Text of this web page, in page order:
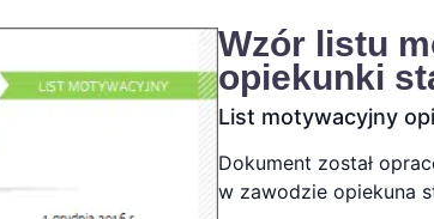
Wzór listu
opiekunki
List motywacyjny
Dokument został
w zawodzie opiekuna